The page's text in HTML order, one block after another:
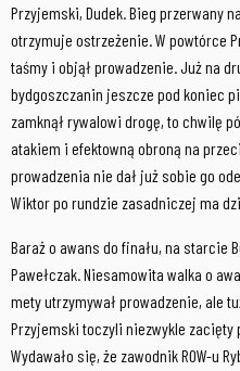
Przyjemski, Dudek. Bieg przerwany
otrzymuje ostrzeżenie. W powtórce
taśmy i objął prowadzenie. Już na
bydgoszczanin jeszcze pod koniec
zamknął rywalowi drogę, to chwilę
atakiem i efektowną obroną na
prowadzenia nie dał już sobie go
Wiktor po rundzie zasadniczej ma
Baraż o awans do finału, na starcie
Pawełczak. Niesamowita walka o
mety utrzymywał prowadzenie, ale
Przyjemski toczyli niezwykle zacięty
Wydawało się, że zawodnik ROW-u